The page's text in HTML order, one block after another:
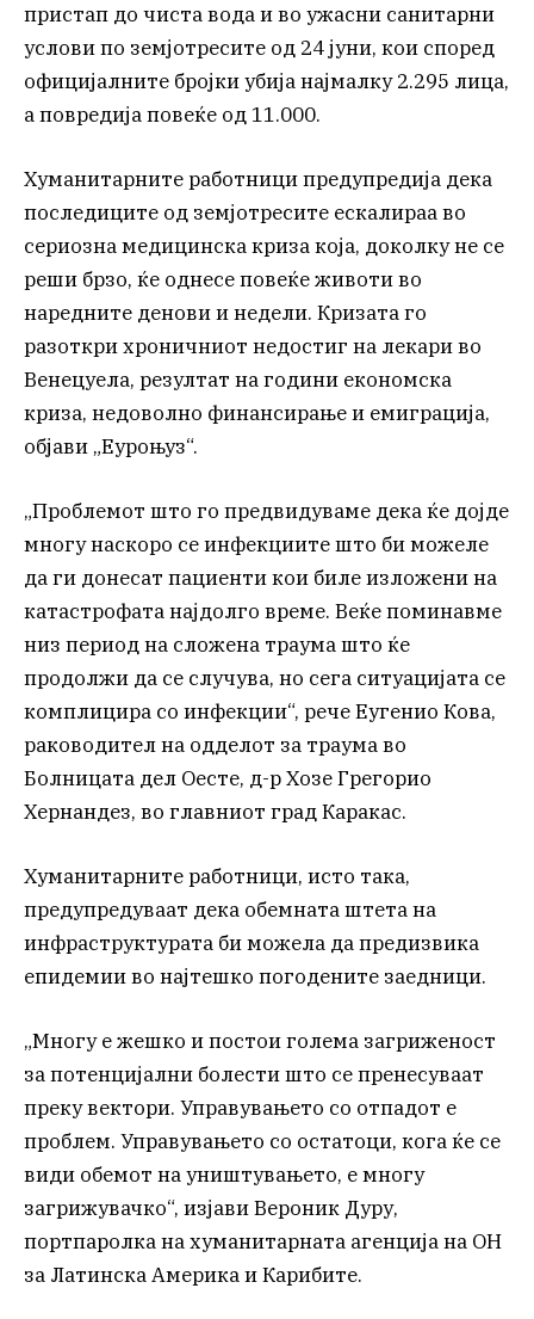
пристап до чиста вода и во ужасни санитарни
услови по земјотресите од 24 јуни, кои според
официјалните бројки убија најмалку 2.295 лица,
а повредија повеќе од 11.000.
Хуманитарните работници предупредија дека
последиците од земјотресите ескалираа во
сериозна медицинска криза која, доколку не се
реши брзо, ќе однесе повеќе животи во
наредните денови и недели. Кризата го
разоткри хроничниот недостиг на лекари во
Венецуела, резултат на години економска
криза, недоволно финансирање и емиграција,
објави „Еуроњуз“.
„Проблемот што го предвидуваме дека ќе дојде
многу наскоро се инфекциите што би можеле
да ги донесат пациенти кои биле изложени на
катастрофата најдолго време. Веќе поминавме
низ период на сложена траума што ќе
продолжи да се случува, но сега ситуацијата се
комплицира со инфекции“, рече Еугенио Кова,
раководител на одделот за траума во
Болницата дел Оесте, д-р Хозе Грегорио
Хернандез, во главниот град Каракас.
Хуманитарните работници, исто така,
предупредуваат дека обемната штета на
инфраструктурата би можела да предизвика
епидемии во најтешко погодените заедници.
„Многу е жешко и постои голема загриженост
за потенцијални болести што се пренесуваат
преку вектори. Управувањето со отпадот е
проблем. Управувањето со остатоци, кога ќе се
види обемот на уништувањето, е многу
загрижувачко“, изјави Вероник Дуру,
портпаролка на хуманитарната агенција на ОН
за Латинска Америка и Карибите.